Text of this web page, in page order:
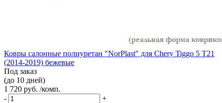
Ковры салонные полиуретан "NorPlast" для Chery Tiggo 5 T21
(2014-2019) бежевые
Под заказ
(до 10 дней)
1 720 руб. /комп.
-
+